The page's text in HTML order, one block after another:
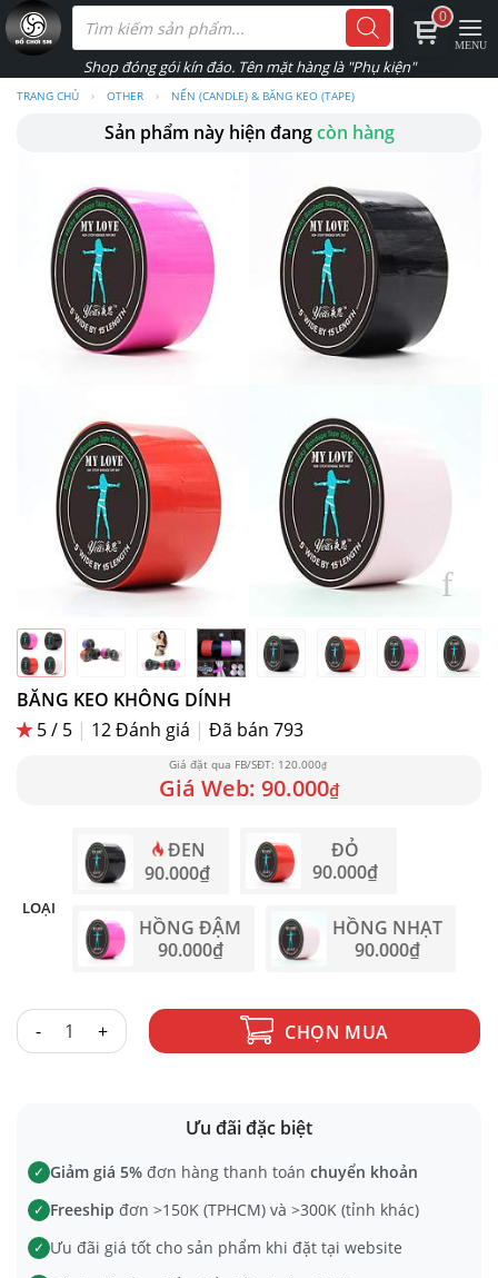
Skip
to
Tìm
kiếm
phẩm
TRANG CHỦ › OTHER › NẾN (CANDLE) & BĂNG KEO (TAPE)
Sản phẩm này hiện đangcòn hàng
BĂNG KEO KHÔNG DÍNH
5 / 5 | 12Đánh giá | Đã bán 793
120.000₫
90.000₫
LOẠI
ĐEN
90.000₫
ĐỎ
90.000₫
HỒNG ĐẬM
90.000₫
HỒNG NHẠT
90.000₫
BĂNG KEO KHÔNG DÍNH số lượng CHỌN MUA
Ưu đãi đặc biệt
✓ Giảm giá 5% đơn hàng thanh toán chuyển khoản
✓ Freeship đơn >150K (TPHCM) và >300K (tỉnh khác)
✓ Ưu đãi giá tốt cho sản phẩm khi đặt tại website
0